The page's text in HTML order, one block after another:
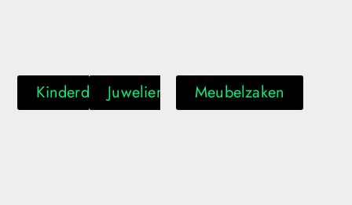
Kinderdagverblijf
Juwelier Meubelzaken